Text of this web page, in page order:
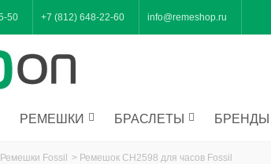
50 +7 (812) 648-22-60 info@remeshop.ru
РЕМЕШКИ БРАСЛЕТЫ БРЕНДЫ
Ремешки Fossil > Ремешок CH2598 для часов Fossil